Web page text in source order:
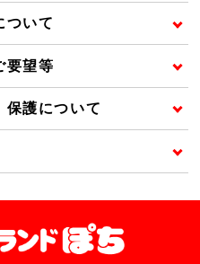
ついて
要望等
保護について